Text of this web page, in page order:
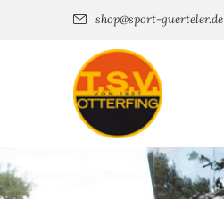
shop@sport-guerteler.de